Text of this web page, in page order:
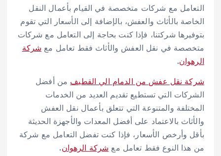
التعامل مع شركات متخصصة في القيام بأعمال النقل
الخاصة بالأثاث والعفش، بالإضافة إلى الأسعار التي تقوم
بتوفيرها شركتنا، فإذا كنت بحاجة إلى التعامل مع شركات
متخصصة في نقل العفش والأثاث فقط تعامل مع شركة
الرهوان.
شركة نقل عفش من الدمام الي القطيف من أفضل
الشركات التي تستطيع تقديم العديد من الخدمات
المختلفة والمتنوعة التي تتعلق بأعمال نقل العفش
والأثاث بالاعتماد على أفضل المعدات والأجهزة الحديثة
بأقل وأرخص الأسعار، فإذا كنت تفضل التعامل مع شركة
من هذا النوع فقط تعامل مع شركة الرهوان.